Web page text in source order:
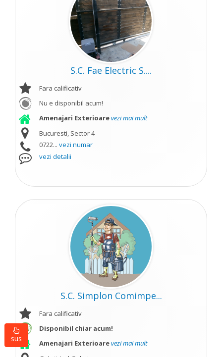
S.C. Fae Electric S....
Fara calificativ
Nu e disponibil acum!
Amenajari Exterioarevezi mai mult
Bucuresti, Sector 4
0722... vezi numar
vezi detalii
S.C. Simplon Comimpe...
Fara calificativ
Disponibil chiar acum!
Amenajari Exterioarevezi mai mult
sus